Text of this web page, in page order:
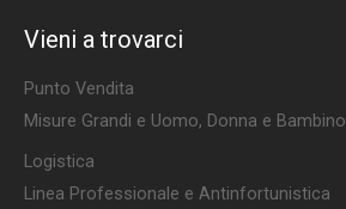
Vieni a trovarci
Punto Vendita
Misure Grandi e Uomo, Donna e Bambino
Logistica
Linea Professionale e Antinfortunistica